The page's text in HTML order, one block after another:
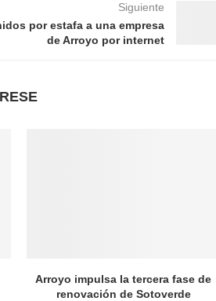
Siguiente
por estafa a una empresa
de Arroyo por internet
Arroyo impulsa la tercera fase de
renovación de Sotoverde